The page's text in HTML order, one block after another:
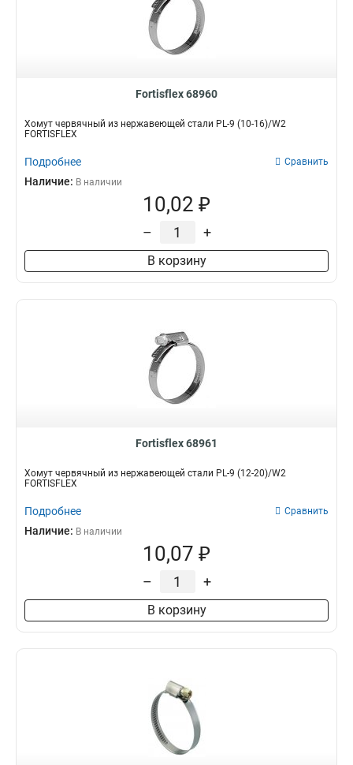
Fortisflex 68960
Хомут червячный из нержавеющей стали PL-9 (10-16)/W2
FORTISFLEX
Подробнее Сравнить
Наличие: В наличии
10,02 ₽
– +
В корзину
Fortisflex 68961
Хомут червячный из нержавеющей стали PL-9 (12-20)/W2
FORTISFLEX
Подробнее Сравнить
Наличие: В наличии
10,07 ₽
– +
В корзину